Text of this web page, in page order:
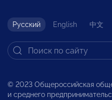
Русский English 中文
© 2023 Общероссийская
и среднего